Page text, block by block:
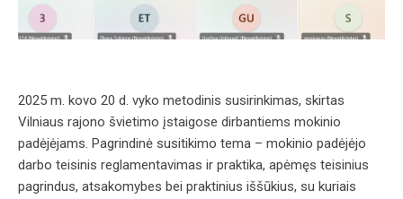
2025 m. kovo 20 d. vyko metodinis susirinkimas, skirtas
Vilniaus rajono švietimo įstaigose dirbantiems mokinio
padėjėjams. Pagrindinė susitikimo tema – mokinio padėjėjo
darbo teisinis reglamentavimas ir praktika, apėmęs teisinius
pagrindus, atsakomybes bei praktinius iššūkius, su kuriais